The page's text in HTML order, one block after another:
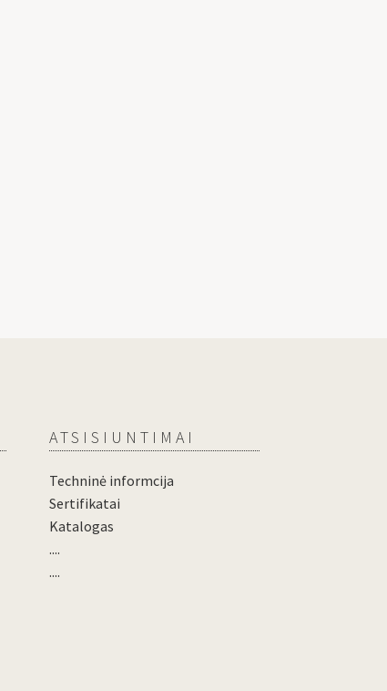
ATSISIUNTIMAI
Techninė informcija
Sertifikatai
Katalogas
....
....